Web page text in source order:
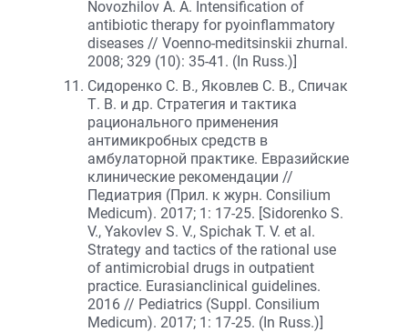
Novozhilov A. A. Intensification of
antibiotic therapy for pyoinflammatory
diseases // Voenno-meditsinskii zhurnal.
2008; 329 (10): 35-41. (In Russ.)]
Сидоренко С. В., Яковлев С. В., Спичак
Т. В. и др. Стратегия и тактика
рационального применения
антимикробных средств в
амбулаторной практике. Евразийские
клинические рекомендации //
Педиатрия (Прил. к журн. Consilium
Medicum). 2017; 1: 17-25. [Sidorenko S.
V., Yakovlev S. V., Spichak T. V. et al.
Strategy and tactics of the rational use
of antimicrobial drugs in outpatient
practice. Eurasianclinical guidelines.
2016 // Pediatrics (Suppl. Consilium
Medicum). 2017; 1: 17-25. (In Russ.)]